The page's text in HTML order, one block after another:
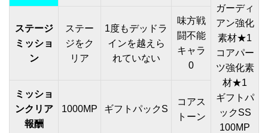
ガーディ
アン強化
素材★1
コアパー
ツ強化素
材★1
ギフトパ
ックSS
100MP
ステージ
ミッショ
ン
ステー
ジをク
リア
1度もデッドラ
インを越えら
れていない
味方戦
闘不能
キャラ
0
ミッショ
ンクリア
報酬
1000MP ギフトパックS
コアス
トーン